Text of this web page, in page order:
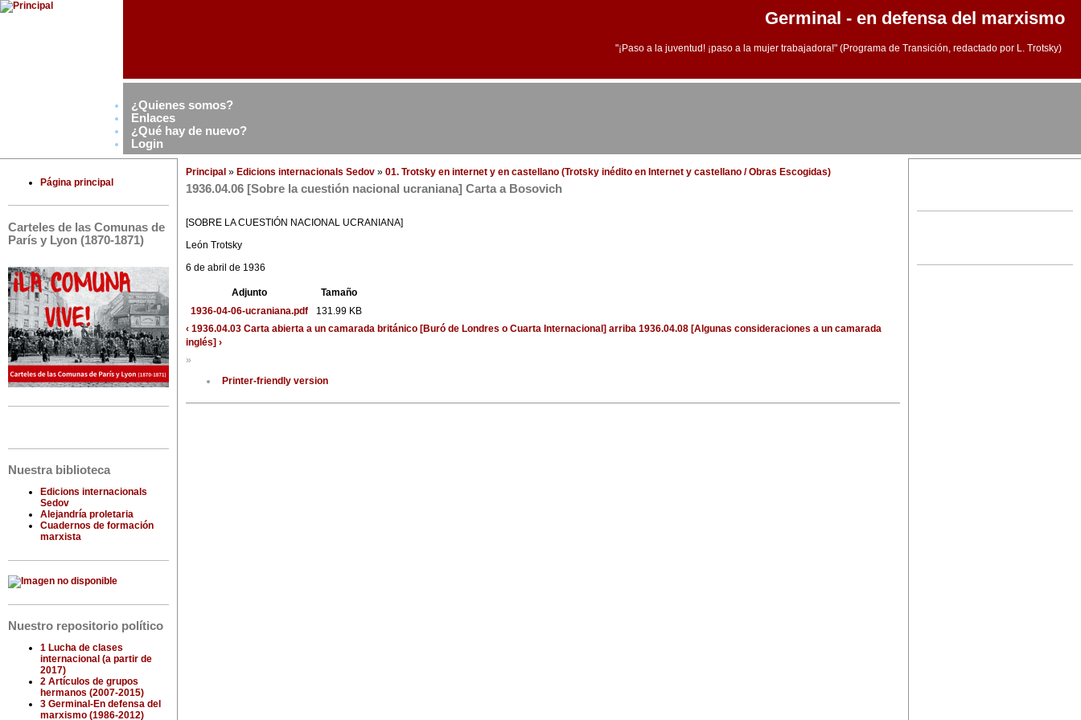
Germinal - en defensa del marxismo
"¡Paso a la juventud! ¡paso a la mujer trabajadora!" (Programa de Transición, redactado por L. Trotsky)
¿Quienes somos?
Enlaces
¿Qué hay de nuevo?
Login
Página principal
Carteles de las Comunas de
París y Lyon (1870-1871)
Nuestra biblioteca
Edicions internacionals
Sedov
Alejandría proletaria
Cuadernos de formación
marxista
Nuestro repositorio político
1 Lucha de clases
internacional (a partir de
2017)
2 Artículos de grupos
hermanos (2007-2015)
3 Germinal-En defensa del
marxismo (1986-2012)
Principal » Edicions internacionals Sedov » 01. Trotsky en internet y en castellano (Trotsky inédito en Internet y castellano / Obras Escogidas)
1936.04.06 [Sobre la cuestión nacional ucraniana] Carta a Bosovich
[SOBRE LA CUESTIÓN NACIONAL UCRANIANA]
León Trotsky
6 de abril de 1936
Adjunto
Tamaño
1936-04-06-ucraniana.pdf
131.99 KB
‹ 1936.04.03 Carta abierta a un camarada británico [Buró de Londres o Cuarta Internacional] arriba 1936.04.08 [Algunas consideraciones a un camarada
inglés] ›
»
Printer-friendly version